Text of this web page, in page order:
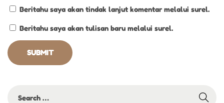
Beritahu saya akan tindak lanjut komentar melalui surel.
Beritahu saya akan tulisan baru melalui surel.